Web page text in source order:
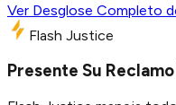
Ver Desglose Completo
Flash Justice
Presente Su